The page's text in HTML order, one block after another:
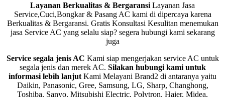
Layanan Berkualitas & Bergaransi Layanan Jasa
Service,Cuci,Bongkar & Pasang AC kami di dipercaya karena
Berkualitas & Bergaransi. Gratis Konsultasi Kesulitan menemukan
jasa Service AC yang selalu siap? segera hubungi kami sekarang
juga
Service segala jenis AC Kami siap mengerjakan service AC untuk
segala jenis dan merek AC. Silakan hubungi kami untuk
informasi lebih lanjut Kami Melayani Brand2 di antaranya yaitu
Daikin, Panasonic, Gree, Samsung, LG, Sharp, Changhong,
Toshiba, Sanyo, Mitsubishi Electric, Polytron, Haier, Midea,